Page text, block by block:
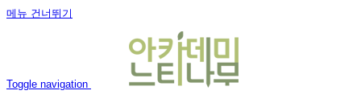
메뉴 건너뛰기
Toggle navigation